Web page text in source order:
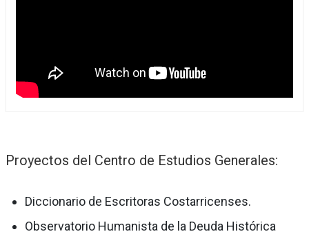
Proyectos del Centro de Estudios Generales:
Diccionario de Escritoras Costarricenses.
Observatorio Humanista de la Deuda Histórica